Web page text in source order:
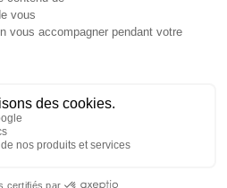
l'Adresse
Alpes Côte d'Azur
Corse